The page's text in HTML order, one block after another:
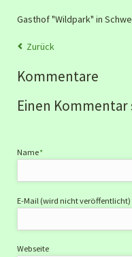
Gasthof "Wildpark" in
Zurück
Kommentare
Einen Kommentar
Pflichtfeld
Name*
Pflichtfeld
E-Mail (wird nicht veröffentlicht)
Webseite